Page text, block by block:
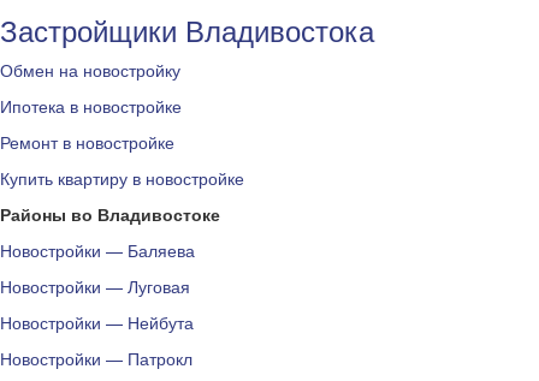
Застройщики Владивостока
Обмен на новостройку
Ипотека в новостройке
Ремонт в новостройке
Купить квартиру в новостройке
Районы во Владивостоке
Новостройки — Баляева
Новостройки — Луговая
Новостройки — Нейбута
Новостройки — Патрокл